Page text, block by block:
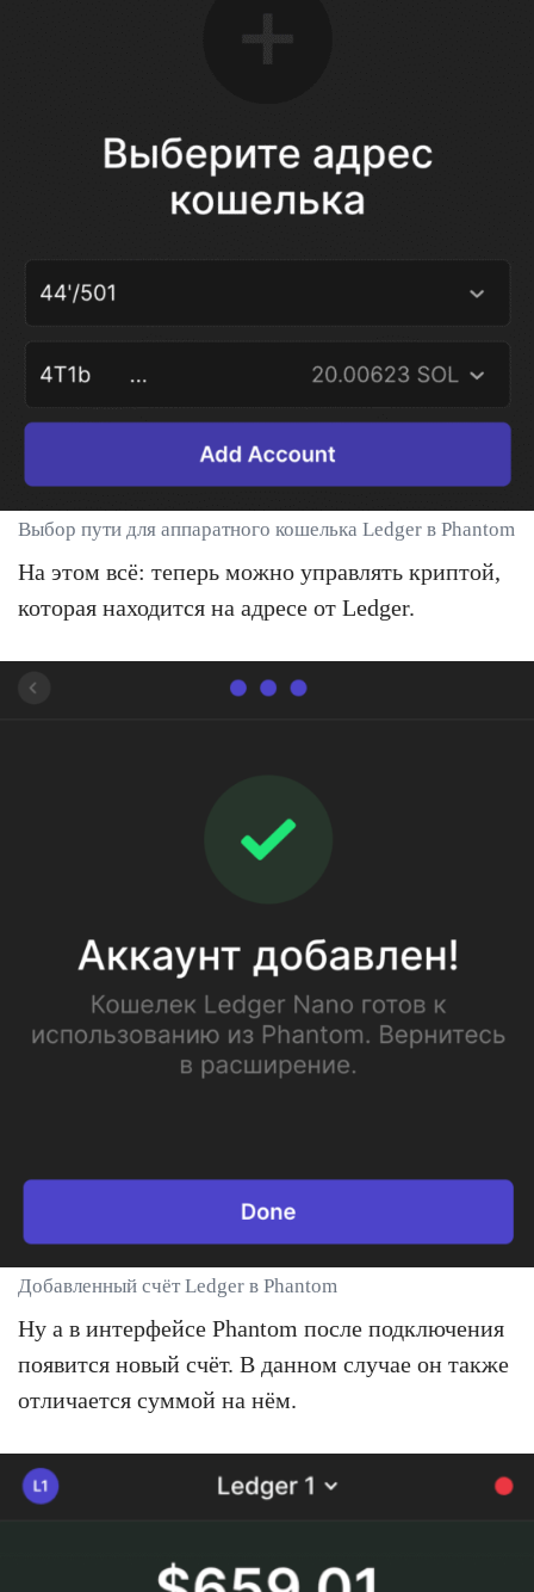
Выбор пути для аппаратного кошелька Ledger в Phantom
На этом всё: теперь можно управлять криптой,
которая находится на адресе от Ledger.
Добавленный счёт Ledger в Phantom
Ну а в интерфейсе Phantom после подключения
появится новый счёт. В данном случае он также
отличается суммой на нём.